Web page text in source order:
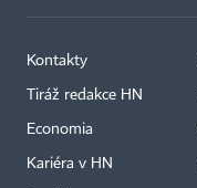
Kontakty
Tiráž redakce HN
Economia
Kariéra v HN